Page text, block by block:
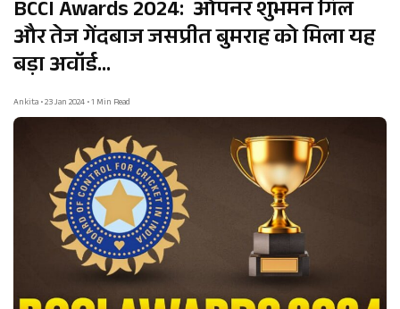
BCCI Awards 2024: ओपनर शुभमन गिल
और तेज गेंदबाज जसप्रीत बुमराह को मिला यह
बड़ा अवॉर्ड…
Ankita • 23 Jan 2024 • 1 Min Read